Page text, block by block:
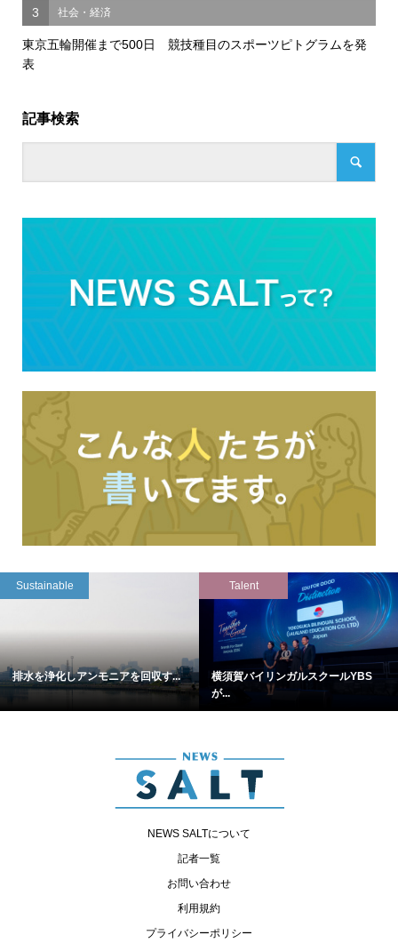
3 社会・経済
東京五輪開催まで500日 競技種目のスポーツピトグラムを発
表
記事検索
Sustainable
排水を浄化しアンモニアを回収す...
Talent
横須賀バイリンガルスクールYBS
が...
NEWS SALTについて
記者一覧
お問い合わせ
利用規約
プライバシーポリシー